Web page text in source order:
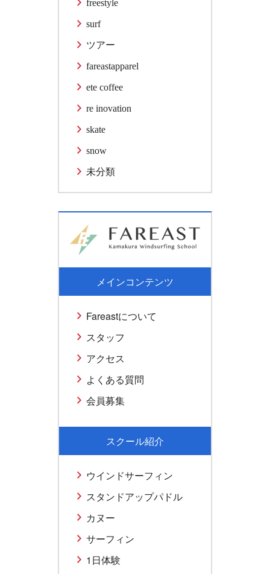
freestyle
surf
ツアー
fareastapparel
ete coffee
re inovation
skate
snow
未分類
メインコンテンツ
Fareastについて
スタッフ
アクセス
よくある質問
会員募集
スクール紹介
ウインドサーフィン
スタンドアップパドル
カヌー
サーフィン
1日体験